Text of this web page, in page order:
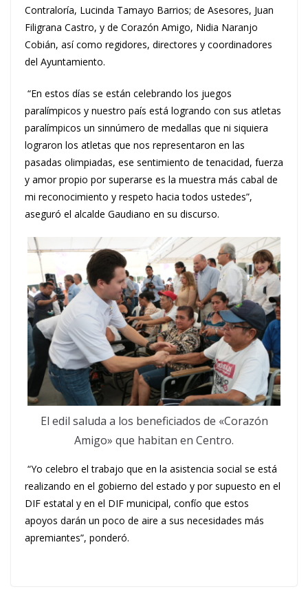
Contraloría, Lucinda Tamayo Barrios; de Asesores, Juan
Filigrana Castro, y de Corazón Amigo, Nidia Naranjo
Cobián, así como regidores, directores y coordinadores
del Ayuntamiento.
“En estos días se están celebrando los juegos
paralímpicos y nuestro país está logrando con sus atletas
paralímpicos un sinnúmero de medallas que ni siquiera
lograron los atletas que nos representaron en las
pasadas olimpiadas, ese sentimiento de tenacidad, fuerza
y amor propio por superarse es la muestra más cabal de
mi reconocimiento y respeto hacia todos ustedes”,
aseguró el alcalde Gaudiano en su discurso.
El edil saluda a los beneficiados de «Corazón
Amigo» que habitan en Centro.
“Yo celebro el trabajo que en la asistencia social se está
realizando en el gobierno del estado y por supuesto en el
DIF estatal y en el DIF municipal, confío que estos
apoyos darán un poco de aire a sus necesidades más
apremiantes”, ponderó.